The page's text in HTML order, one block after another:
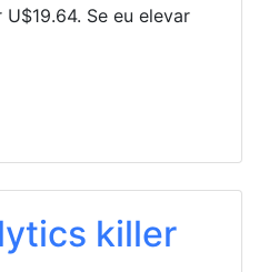
Se eu elevar
killer